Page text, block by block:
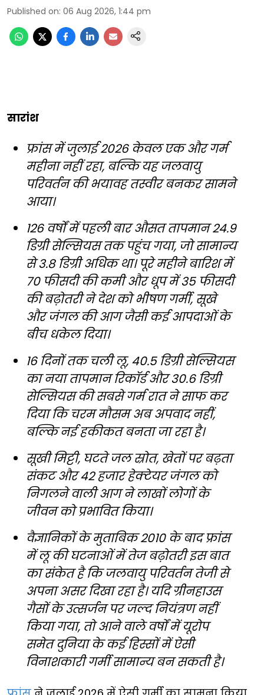
Published on: 06 Aug 2026, 1:44 pm
सारांश
फ्रांस में जुलाई 2026 केवल एक और गर्म
महीना नहीं रहा, बल्कि यह जलवायु
परिवर्तन की भयावह तस्वीर बनकर सामने
आया।
126 वर्षों में पहली बार औसत तापमान 24.9
डिग्री सेल्सियस तक पहुंच गया, जो सामान्य
से 3.8 डिग्री अधिक था। पूरे महीने बारिश में
70 फीसदी की कमी और धूप में 35 फीसदी
की बढ़ोतरी ने देश को भीषण गर्मी, सूखे
और जंगल की आग जैसी कई आपदाओं के
बीच धकेल दिया।
16 दिनों तक चली लू, 40.5 डिग्री सेल्सियस
का नया तापमान रिकॉर्ड और 30.6 डिग्री
सेल्सियस की सबसे गर्म रात ने साफ कर
दिया कि चरम मौसम अब अपवाद नहीं,
बल्कि नई हकीकत बनता जा रहा है।
सूखी मिट्टी, घटते जल स्रोत, खेतों पर बढ़ता
संकट और 42 हजार हेक्टेयर जंगल को
निगलने वाली आग ने लाखों लोगों के
जीवन को प्रभावित किया।
वैज्ञानिकों के मुताबिक 2010 के बाद फ्रांस
में लू की घटनाओं में तेज बढ़ोतरी इस बात
का संकेत है कि जलवायु परिवर्तन तेजी से
अपना असर दिखा रहा है। यदि ग्रीनहाउस
गैसों के उत्सर्जन पर जल्द नियंत्रण नहीं
किया गया, तो आने वाले वर्षों में यूरोप
समेत दुनिया के कई हिस्सों में ऐसी
विनाशकारी गर्मी सामान्य बन सकती है।